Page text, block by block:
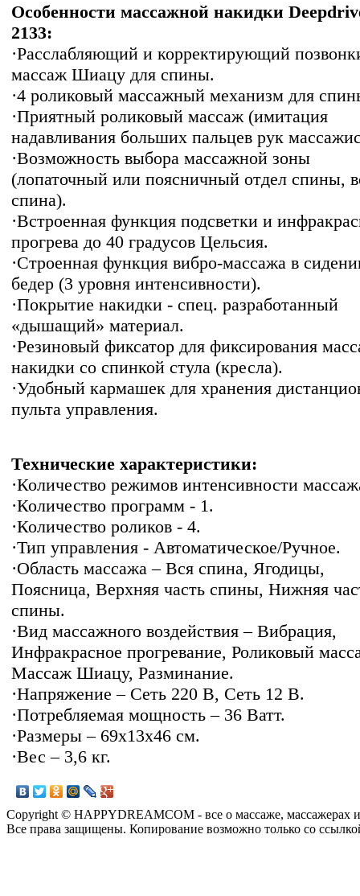
Особенности массажной накидки
2133:
·Расслабляющий и корректирующий
массаж Шиацу для спины.
·4 роликовый массажный механизм для
·Приятный роликовый массаж (имитация
надавливания больших пальцев рук
·Возможность выбора массажной зоны
(лопаточный или поясничный отдел спины,
спина).
·Встроенная функция подсветки и
прогрева до 40 градусов Цельсия.
·Строенная функция вибро-массажа в
бедер (3 уровня интенсивности).
·Покрытие накидки - спец. разработанный
«дышащий» материал.
·Резиновый фиксатор для фиксирования
накидки со спинкой стула (кресла).
·Удобный кармашек для хранения
пульта управления.
Технические характеристики:
·Количество режимов интенсивности
·Количество программ - 1.
·Количество роликов - 4.
·Тип управления - Автоматическое/Ручное.
·Область массажа – Вся спина, Ягодицы,
Поясница, Верхняя часть спины, Нижняя
спины.
·Вид массажного воздействия – Вибрация,
Инфракрасное прогревание, Роликовый
Массаж Шиацу, Разминание.
·Напряжение – Сеть 220 В, Сеть 12 В.
·Потребляемая мощность – 36 Ватт.
·Размеры – 69x13x46 см.
·Вес – 3,6 кг.
Copyright © HAPPYDREAMCOM - все о массаже, массажерах и
Все права защищены. Копирование возможно только со